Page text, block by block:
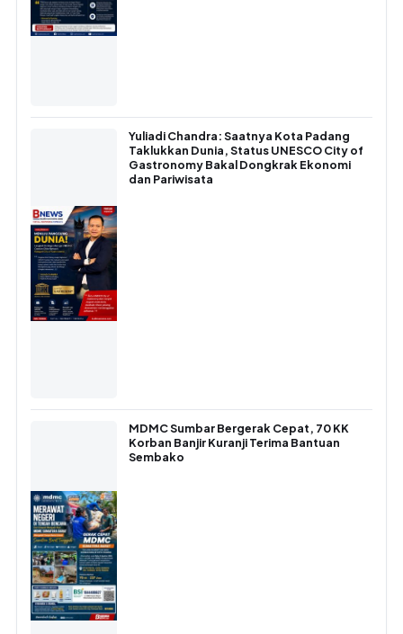
Yuliadi Chandra: Saatnya Kota Padang
Taklukkan Dunia, Status UNESCO City of
Gastronomy Bakal Dongkrak Ekonomi
dan Pariwisata
MDMC Sumbar Bergerak Cepat, 70 KK
Korban Banjir Kuranji Terima Bantuan
Sembako